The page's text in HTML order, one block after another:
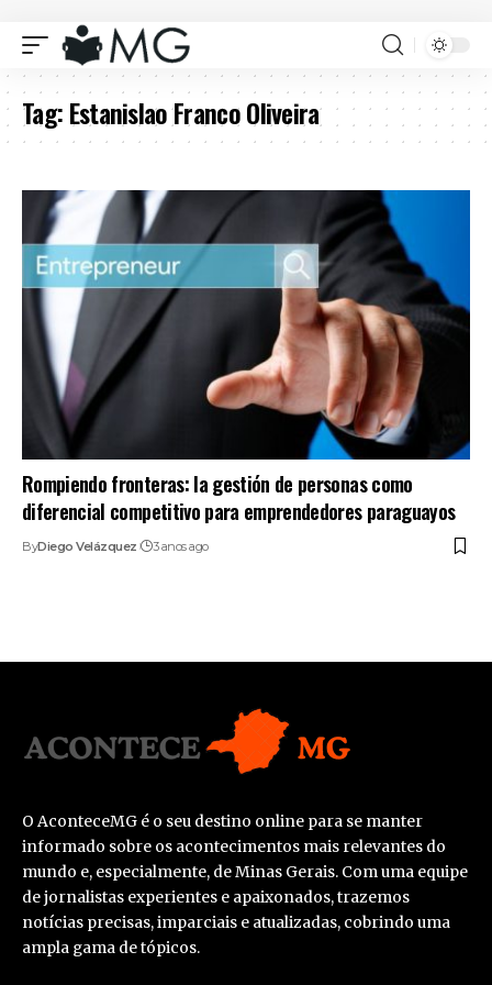
Tag:Estanislao Franco Oliveira
Rompiendo fronteras: la gestión de personas como
diferencial competitivo para emprendedores paraguayos
ByDiego Velázquez 3 anos ago
O AconteceMG é o seu destino online para se manter
informado sobre os acontecimentos mais relevantes do
mundo e, especialmente, de Minas Gerais. Com uma equipe
de jornalistas experientes e apaixonados, trazemos
notícias precisas, imparciais e atualizadas, cobrindo uma
ampla gama de tópicos.